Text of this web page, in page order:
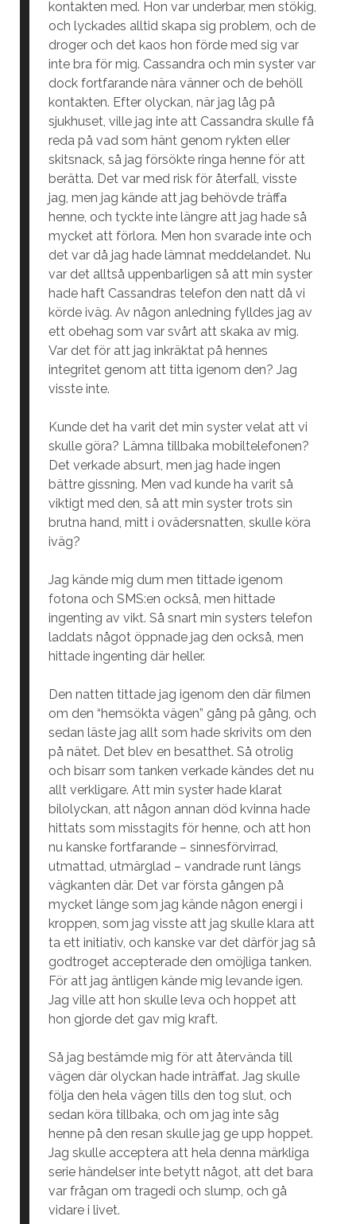
kontakten med. Hon var underbar, men stökig,
och lyckades alltid skapa sig problem, och de
droger och det kaos hon förde med sig var
inte bra för mig. Cassandra och min syster var
dock fortfarande nära vänner och de behöll
kontakten. Efter olyckan, när jag låg på
sjukhuset, ville jag inte att Cassandra skulle få
reda på vad som hänt genom rykten eller
skitsnack, så jag försökte ringa henne för att
berätta. Det var med risk för återfall, visste
jag, men jag kände att jag behövde träffa
henne, och tyckte inte längre att jag hade så
mycket att förlora. Men hon svarade inte och
det var då jag hade lämnat meddelandet. Nu
var det alltså uppenbarligen så att min syster
hade haft Cassandras telefon den natt då vi
körde iväg. Av någon anledning fylldes jag av
ett obehag som var svårt att skaka av mig.
Var det för att jag inkräktat på hennes
integritet genom att titta igenom den? Jag
visste inte.
Kunde det ha varit det min syster velat att vi
skulle göra? Lämna tillbaka mobiltelefonen?
Det verkade absurt, men jag hade ingen
bättre gissning. Men vad kunde ha varit så
viktigt med den, så att min syster trots sin
brutna hand, mitt i ovädersnatten, skulle köra
iväg?
Jag kände mig dum men tittade igenom
fotona och SMS:en också, men hittade
ingenting av vikt. Så snart min systers telefon
laddats något öppnade jag den också, men
hittade ingenting där heller.
Den natten tittade jag igenom den där filmen
om den “hemsökta vägen” gång på gång, och
sedan läste jag allt som hade skrivits om den
på nätet. Det blev en besatthet. Så otrolig
och bisarr som tanken verkade kändes det nu
allt verkligare. Att min syster hade klarat
bilolyckan, att någon annan död kvinna hade
hittats som misstagits för henne, och att hon
nu kanske fortfarande – sinnesförvirrad,
utmattad, utmärglad – vandrade runt längs
vägkanten där. Det var första gången på
mycket länge som jag kände någon energi i
kroppen, som jag visste att jag skulle klara att
ta ett initiativ, och kanske var det därför jag så
godtroget accepterade den omöjliga tanken.
För att jag äntligen kände mig levande igen.
Jag ville att hon skulle leva och hoppet att
hon gjorde det gav mig kraft.
Så jag bestämde mig för att återvända till
vägen där olyckan hade inträffat. Jag skulle
följa den hela vägen tills den tog slut, och
sedan köra tillbaka, och om jag inte såg
henne på den resan skulle jag ge upp hoppet.
Jag skulle acceptera att hela denna märkliga
serie händelser inte betytt något, att det bara
var frågan om tragedi och slump, och gå
vidare i livet.